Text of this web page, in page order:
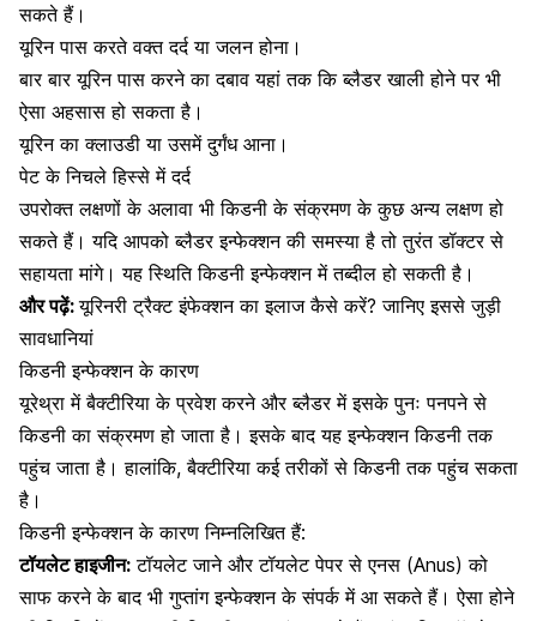
सकते हैं।
यूरिन पास करते वक्त दर्द या जलन होना।
बार बार यूरिन पास करने का दबाव यहां तक कि ब्लैडर खाली होने पर भी
ऐसा अहसास हो सकता है।
यूरिन का क्लाउडी या उसमें दुर्गंध आना।
पेट के निचले हिस्से में दर्द
उपरोक्त लक्षणों के अलावा भी किडनी के संक्रमण के कुछ अन्य लक्षण हो
सकते हैं। यदि आपको ब्लैडर इन्फेक्शन की समस्या है तो तुरंत डॉक्टर से
सहायता मांगे। यह स्थिति किडनी इन्फेक्शन में तब्दील हो सकती है।
और पढ़ें:यूरिनरी ट्रैक्ट इंफेक्शन का इलाज कैसे करें? जानिए इससे जुड़ी
सावधानियां
किडनी इन्फेक्शन के कारण
यूरेथ्रा में बैक्टीरिया के प्रवेश करने और ब्लैडर में इसके पुनः पनपने से
किडनी का संक्रमण हो जाता है। इसके बाद यह इन्फेक्शन किडनी तक
पहुंच जाता है। हालांकि, बैक्टीरिया कई तरीकों से किडनी तक पहुंच सकता
है।
किडनी इन्फेक्शन के कारण निम्नलिखित हैं:
टॉयलेट हाइजीन: टॉयलेट जाने और टॉयलेट पेपर से एनस (Anus) को
साफ करने के बाद भी गुप्तांग इन्फेक्शन के संपर्क में आ सकते हैं। ऐसा होने